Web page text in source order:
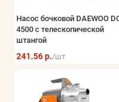
Насос бочковой DAEWOO
4500 с телескопической
штангой
241.56 р./шт